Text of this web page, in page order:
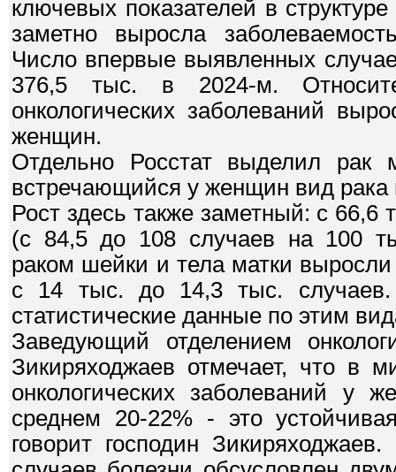
ключевых показателей в
заметно выросла
Число впервые выявленных
376,5 тыс. в 2024-м.
онкологических заболеваний
женщин.
Отдельно Росстат выделил
встречающийся у женщин вид рака
Рост здесь также заметный: с
(с 84,5 до 108 случаев на 100
раком шейки и тела матки
с 14 тыс. до 14,3 тыс.
статистические данные по этим
Заведующий отделением
Зикиряходжаев отмечает, что в
онкологических заболеваний у
среднем 20-22% - это
говорит господин